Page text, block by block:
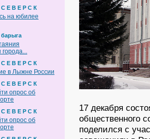
С Е В Е Р С К
на юбилее
барыга
С Е В Е Р С К
в Лыжне России
С Е В Е Р С К
опрос об
С Е В Е Р С К
опрос об
17 декабря
общественного
поделился с